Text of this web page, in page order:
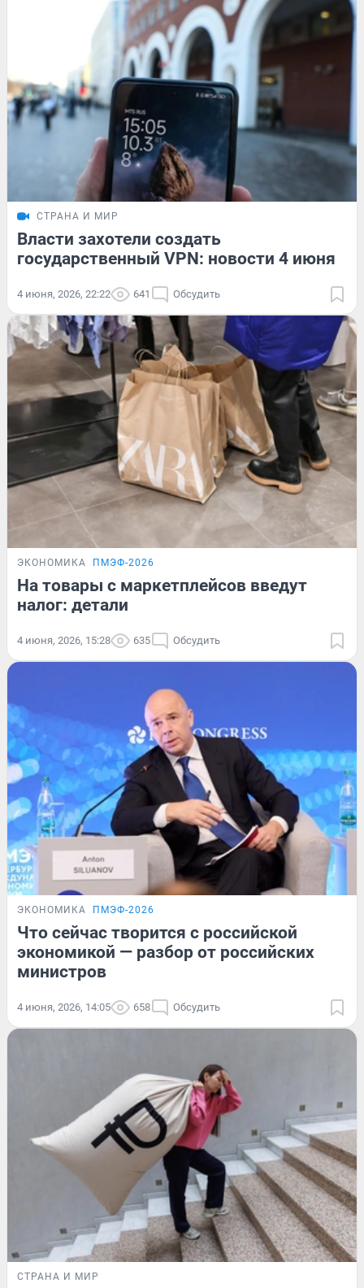
СТРАНА И МИР
Власти захотели создать
государственный VPN: новости 4 июня
4 июня, 2026, 22:22 641 Обсудить
ЭКОНОМИКА ПМЭФ-2026
На товары с маркетплейсов введут
налог: детали
4 июня, 2026, 15:28 635 Обсудить
ЭКОНОМИКА ПМЭФ-2026
Что сейчас творится с российской
экономикой — разбор от российских
министров
4 июня, 2026, 14:05 658 Обсудить
СТРАНА И МИР